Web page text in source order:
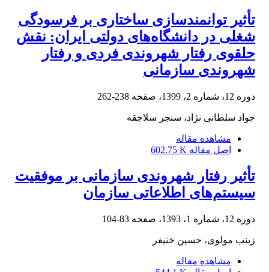
تأثیر توانمندسازی ساختاری بر فرسودگی
شغلی در دانشگاه‌های دولتی ایران: نقش
حلقوی رفتار شهروندی فردی و رفتار
شهروندی سازمانی
دوره 12، شماره 2، 1399، صفحه 238-262
جواد سلطانی نژاد، سنجر سلاجقه
مشاهده مقاله
اصل مقاله 602.75 K
تأثیر رفتار شهروندی سازمانی بر موفقیت
سیستم‌های اطلاعاتی سازمان
دوره 12، شماره 1، 1393، صفحه 83-104
زینب مولوی، حسین خنیفر
مشاهده مقاله